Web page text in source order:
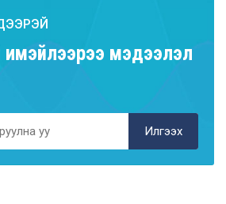
имэйлээрээ мэдээлэл
Илгээх